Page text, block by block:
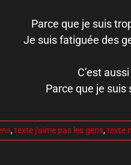
Parce que je suis
Je suis fatiguée des
C’est
Parce que je suis
,texte j'aime pas les gens,texte